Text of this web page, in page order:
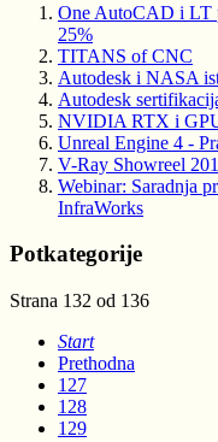
One AutoCAD i LT
25%
TITANS of CNC
Autodesk i NASA
Autodesk
NVIDIA RTX i
Unreal Engine 4 -
V-Ray Showreel
Webinar: Saradnja
InfraWorks
Potkategorije
Strana 132 od 136
Start
Prethodna
127
128
129